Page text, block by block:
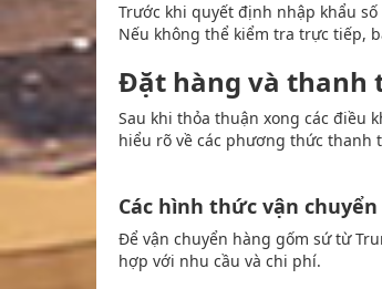
Trước khi quyết định nhập khẩu
Nếu không thể kiểm tra trực tiếp,
Đặt hàng và thanh
Sau khi thỏa thuận xong các điều
hiểu rõ về các phương thức thanh
Các hình thức vận
Để vận chuyển hàng gốm sứ từ
hợp với nhu cầu và chi phí.